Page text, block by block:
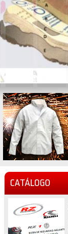
CATÁLOGO